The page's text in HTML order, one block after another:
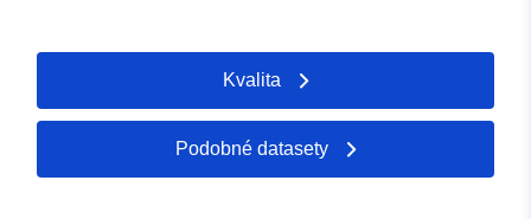
Kvalita
Podobné datasety